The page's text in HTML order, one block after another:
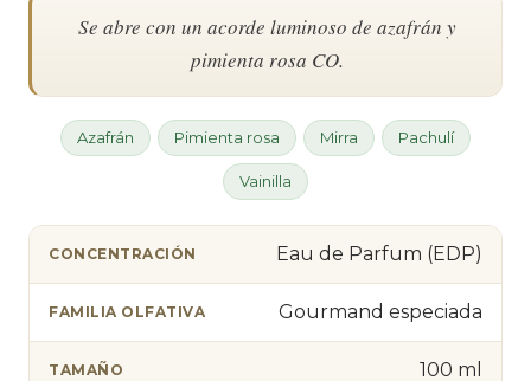
Se abre con un acorde luminoso de azafrán y
pimienta rosa CO.
Azafrán Pimienta rosa Mirra Pachulí
Vainilla
CONCENTRACIÓN Eau de Parfum (EDP)
FAMILIA OLFATIVA Gourmand especiada
TAMAÑO 100 ml